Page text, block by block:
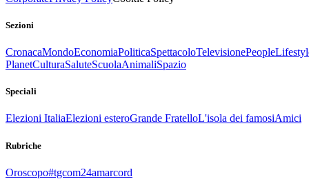
Sezioni
CronacaMondoEconomiaPoliticaSpettacoloTelevisionePeople
PlanetCulturaSaluteScuolaAnimaliSpazio
Speciali
Elezioni ItaliaElezioni esteroGrande FratelloL'isola dei famosiAmici
Rubriche
Oroscopo#tgcom24amarcord